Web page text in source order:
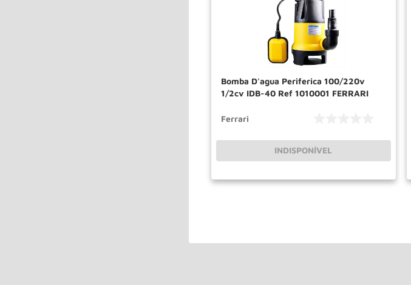
Bomba D'agua Periferica 100/220v
1/2cv IDB-40 Ref 1010001 FERRARI
Ferrari
INDISPONÍVEL